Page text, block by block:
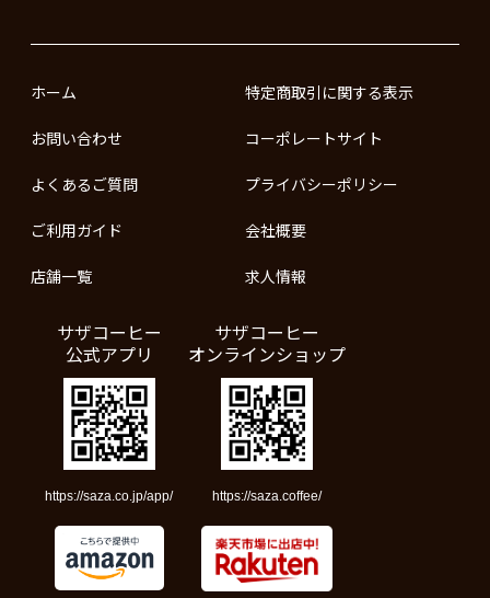
ホーム
お問い合わせ
よくあるご質問
ご利用ガイド
店舗一覧
特定商取引に関する表示
コーポレートサイト
プライバシーポリシー
会社概要
求人情報
サザコーヒー
公式アプリ
https://saza.co.jp/app/
サザコーヒー
オンラインショップ
https://saza.coffee/